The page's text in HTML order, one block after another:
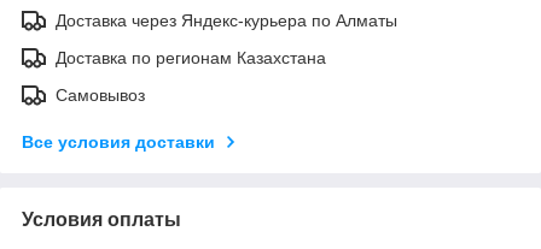
Доставка через Яндекс-курьера по Алматы
Доставка по регионам Казахстана
Самовывоз
Все условия доставки
Условия оплаты